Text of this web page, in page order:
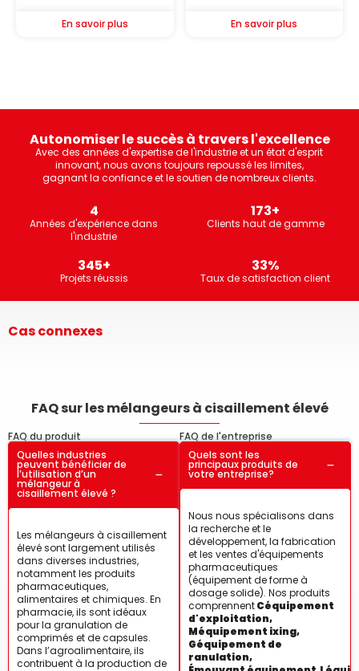
En savoir plus En savoir plus
Autonomiser le succès à travers l'excellence
Avec des années d'expertise de l'industrie et un état d'esprit
innovant, nous avons toujours repoussé les limites,
gagnant la confiance et le soutien de nombreux clients.
7
Années d'expérience dans
l'industrie
308+
Clients haut de gamme
615+
Projets réussis
60%
Taux de satisfaction client
Cas connexes
FAQ sur les mélangeurs à cisaillement élevé
FAQ du produit
Quelles industries
peuvent bénéficier de
l’utilisation d’un
mélangeur à
cisaillement élevé ?
Les mélangeurs à cisaillement
élevé sont largement utilisés
dans diverses industries,
notamment les produits
pharmaceutiques,
alimentaires et chimiques. En
pharmacie, ils sont idéaux
pour la granulation de
comprimés et de capsules.
Dans l’agroalimentaire, ils
contribuent à la production de
FAQ de l'entreprise
Quels sont les
principaux produits de
votre entreprise?
Nous nous spécialisons dans
la recherche et le
développement, la fabrication
et les ventes d'équipements
pharmaceutiques
(équipement de forme à
dosage solide). Nos produits
comprennentCéquipement
d'exploitation,
Méquipement ixing,
Géquipement de
ranulation,